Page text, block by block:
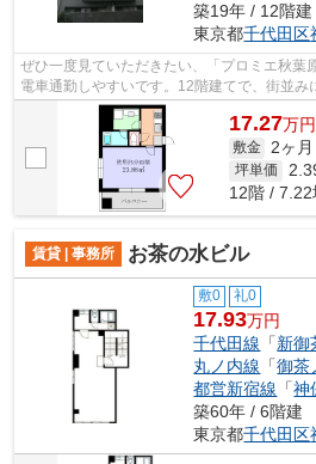
築19年 / 12階建
東京都千代田区
ぜひ一度見ていただきたい、「プロミエ秋葉
電車通勤しやすいです。12階建てで、街並み
賃料は17.27万円です。
17.27万円
敷金 2ヶ月
坪単価
12階 /
賃貸 | 事務所 お茶の水ビル
敷0 礼0
17.93万円
千代田線 「新御
丸ノ内線 「御茶
都営新宿線 「神
築60年 / 6階建
東京都千代田区